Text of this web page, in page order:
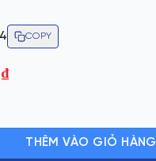
COPY
₫
B400 số lượng
THÊM VÀO GIỎ HÀNG